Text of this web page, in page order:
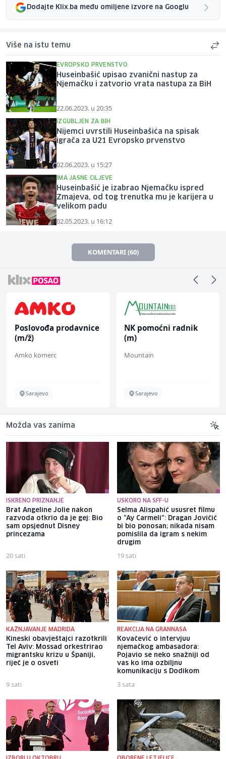
Dodajte Klix.ba među omiljene izvore na Googlu
Više na istu temu
EVROPSKO PRVENSTVO
Huseinbašić upisao zvanični nastup za
Njemačku i zatvorio vrata nastupa za BiH
22.06.2023. u 20:35
IZGUBLJEN ZA BIH
Nijemci uvrstili Huseinbašića na spisak
igrača za U21 Evropsko prvenstvo
02.06.2023. u 15:27
IMA JASNE CILJEVE
Huseinbašić je izabrao Njemačku ispred
Zmajeva, od tog trenutka mu je karijera u
velikom padu
02.05.2023. u 16:12
KOMENTARI (60)
Poslovođa prodavnice
(m/ž)
Amko komerc
Sarajevo
NK pomoćni radnik
(m)
Mountain
Sarajevo
Možda vas zanima
ISKRENO PRIZNANJE
Brat Angeline Jolie nakon
razvoda otkrio da je gej: Bio
sam opsjednut Disney
princezama
20 sati
USKORO NA SFF-U
Selma Alispahić ususret filmu
o "Ay Carmeli": Dragan Jovičić
bi bio ponosan; nikada nisam
pomislila da igram s nekim
drugim
19 sati
KAŽNJAVANJE MADRIDA
Kineski obavještajci razotkrili
Tel Aviv: Mossad orkestrirao
migrantsku krizu u Španiji,
riječ je o osveti
9 sati
REAKCIJA NA GRANNASA
Kovačević o intervjuu
njemačkog ambasadora:
Pojavio se neko snažniji od
vas ko ima ozbiljnu
komunikaciju s Dodikom
3 sata